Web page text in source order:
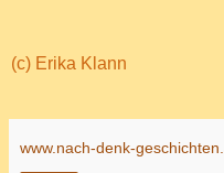
(c) Erika Klann
www.nach-denk-